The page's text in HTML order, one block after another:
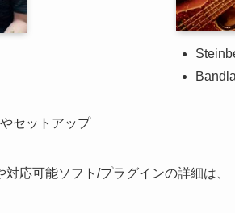
セットアップ
応可能ソフト/プラグインの詳細は、